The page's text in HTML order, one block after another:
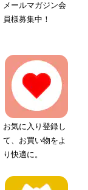
メールマガジン会
員様募集中！
お気に入り登録し
て、お買い物をよ
り快適に。